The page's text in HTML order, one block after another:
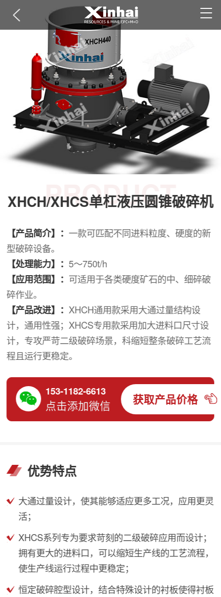
PRODUCT
XHCH/XHCS单杠液压圆锥破碎机
【产品简介】： 一款可匹配不同进料粒度、硬度的新
型破碎设备。
【处理能力】： 5～750t/h
【应用范围】： 可适用于各类硬度矿石的中、细碎破
碎作业。
【产品改进】：XHCH通用款采用大通过量结构设
计，通用性强；XHCS专用款采用加大进料口尺寸设
计，专攻严苛二级破碎场景，科缩短整条破碎工艺流
程且运行更稳定。
153-1182-6613
点击添加微信 获取产品价格
优势特点
大通过量设计，使其能够适应更多工况，应用更灵
活；
XHCS系列专为要求苛刻的二级破碎应用而设计；
拥有更大的进料口，可以缩短生产线的工艺流程，
使生产线运行过程中更稳定；
恒定破碎腔型设计，结合特殊设计的衬板使得衬板